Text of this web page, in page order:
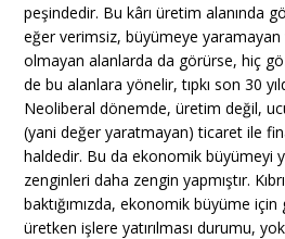
peşindedir. Bu kârı üretim alanında
eğer verimsiz, büyümeye yaramayan
olmayan alanlarda da görürse, hiç
de bu alanlara yönelir, tıpkı son 30
Neoliberal dönemde, üretim değil,
(yani değer yaratmayan) ticaret ile
haldedir. Bu da ekonomik büyümeyi
zenginleri daha zengin yapmıştır.
baktığımızda, ekonomik büyüme
üretken işlere yatırılması durumu,